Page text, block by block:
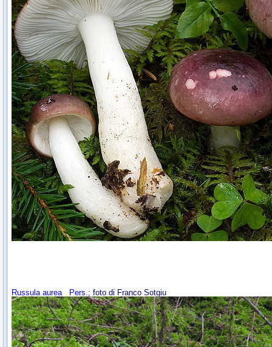
Russula aurea Pers.; foto di Franco Sotgiu